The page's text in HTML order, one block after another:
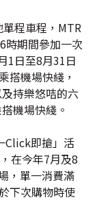
程車程，MTR
時期間參加一次
1日至8月31日
搭機場快綫，
持樂悠咭的六
機場快綫。
Click即搶」活
在今年7月及8
，單一消費滿
下次購物時使